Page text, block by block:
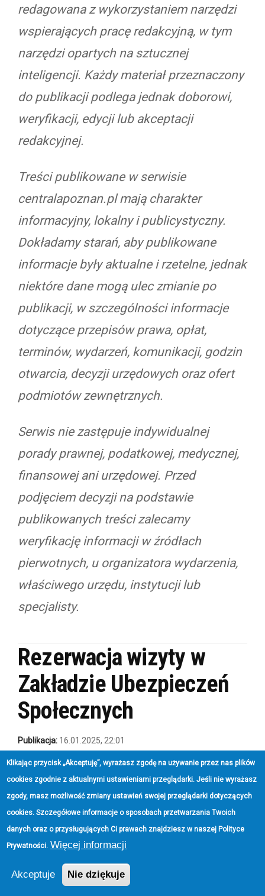
redagowana z wykorzystaniem narzędzi
wspierających pracę redakcyjną, w tym
narzędzi opartych na sztucznej
inteligencji. Każdy materiał przeznaczony
do publikacji podlega jednak doborowi,
weryfikacji, edycji lub akceptacji
redakcyjnej.
Treści publikowane w serwisie
centralapoznan.pl mają charakter
informacyjny, lokalny i publicystyczny.
Dokładamy starań, aby publikowane
informacje były aktualne i rzetelne, jednak
niektóre dane mogą ulec zmianie po
publikacji, w szczególności informacje
dotyczące przepisów prawa, opłat,
terminów, wydarzeń, komunikacji, godzin
otwarcia, decyzji urzędowych oraz ofert
podmiotów zewnętrznych.
Serwis nie zastępuje indywidualnej
porady prawnej, podatkowej, medycznej,
finansowej ani urzędowej. Przed
podjęciem decyzji na podstawie
publikowanych treści zalecamy
weryfikację informacji w źródłach
pierwotnych, u organizatora wydarzenia,
właściwego urzędu, instytucji lub
specjalisty.
Rezerwacja wizyty w
Zakładzie Ubezpieczeń
Społecznych
Publikacja: 16.01.2025, 22:01
Klikając przycisk „Akceptuję”, wyrażasz zgodę na używanie przez nas plików
cookies zgodnie z aktualnymi ustawieniami przeglądarki. Jeśli nie wyrażasz
zgody, masz możliwość zmiany ustawień swojej przeglądarki dotyczących
cookies. Szczegółowe informacje o sposobach przetwarzania Twoich
danych oraz o przysługujących Ci prawach znajdziesz w naszej Polityce
Prywatności. Więcej informacji
Akceptuje Nie dziękuje